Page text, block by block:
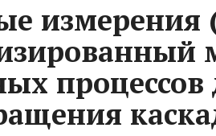
измерения
процессов